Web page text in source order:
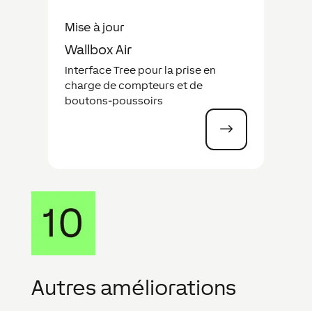
Mise à jour
Wallbox Air
Interface Tree pour la prise en
charge de compteurs et de
boutons-poussoirs
$
Autres améliorations